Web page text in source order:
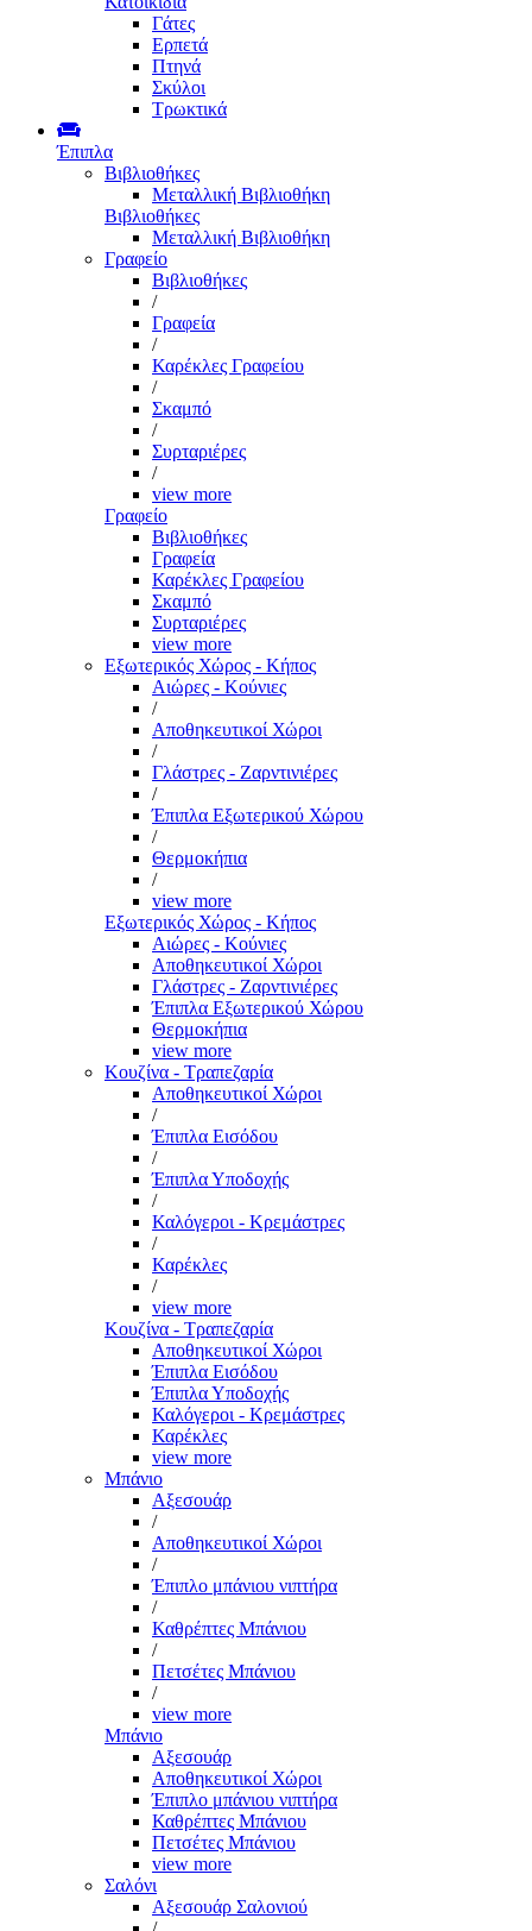
Γάτες
Ερπετά
Πτηνά
Σκύλοι
Τρωκτικά
Έπιπλα
Βιβλιοθήκες
Μεταλλική Βιβλιοθήκη
Βιβλιοθήκες
Μεταλλική Βιβλιοθήκη
Γραφείο
Βιβλιοθήκες
/
Γραφεία
/
Καρέκλες Γραφείου
/
Σκαμπό
/
Συρταριέρες
/
view more
Γραφείο
Βιβλιοθήκες
Γραφεία
Καρέκλες Γραφείου
Σκαμπό
Συρταριέρες
view more
Εξωτερικός Χώρος - Κήπος
Αιώρες - Κούνιες
/
Αποθηκευτικοί Χώροι
/
Γλάστρες - Ζαρντινιέρες
/
Έπιπλα Εξωτερικού Χώρου
/
Θερμοκήπια
/
view more
Εξωτερικός Χώρος - Κήπος
Αιώρες - Κούνιες
Αποθηκευτικοί Χώροι
Γλάστρες - Ζαρντινιέρες
Έπιπλα Εξωτερικού Χώρου
Θερμοκήπια
view more
Κουζίνα - Τραπεζαρία
Αποθηκευτικοί Χώροι
/
Έπιπλα Εισόδου
/
Έπιπλα Υποδοχής
/
Καλόγεροι - Κρεμάστρες
/
Καρέκλες
/
view more
Κουζίνα - Τραπεζαρία
Αποθηκευτικοί Χώροι
Έπιπλα Εισόδου
Έπιπλα Υποδοχής
Καλόγεροι - Κρεμάστρες
Καρέκλες
view more
Μπάνιο
Αξεσουάρ
/
Αποθηκευτικοί Χώροι
/
Έπιπλο μπάνιου νιπτήρα
/
Καθρέπτες Μπάνιου
/
Πετσέτες Μπάνιου
/
view more
Μπάνιο
Αξεσουάρ
Αποθηκευτικοί Χώροι
Έπιπλο μπάνιου νιπτήρα
Καθρέπτες Μπάνιου
Πετσέτες Μπάνιου
view more
Σαλόνι
Αξεσουάρ Σαλονιού